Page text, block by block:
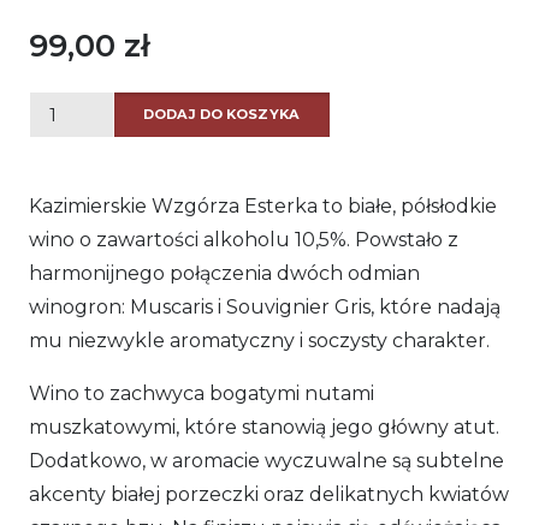
99,00 zł
ilość
Kazimierskie
Esterka
DODAJ DO KOSZYKA
Kazimierskie Wzgórza Esterka to białe, półsłodkie
wino o zawartości alkoholu 10,5%. Powstało z
harmonijnego połączenia dwóch odmian
winogron: Muscaris i Souvignier Gris, które nadają
mu niezwykle aromatyczny i soczysty charakter.
Wino to zachwyca bogatymi nutami
muszkatowymi, które stanowią jego główny atut.
Dodatkowo, w aromacie wyczuwalne są subtelne
akcenty białej porzeczki oraz delikatnych kwiatów